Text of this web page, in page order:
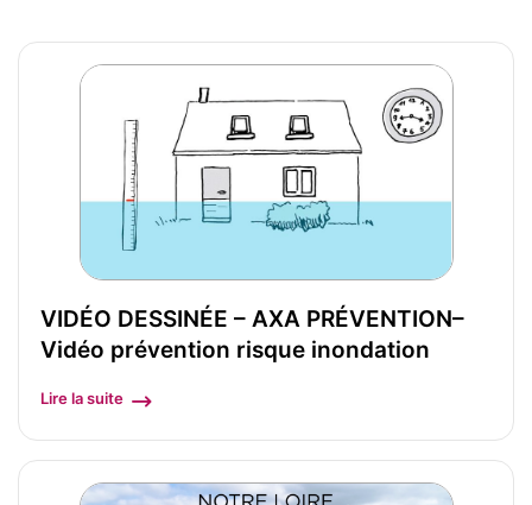
VIDÉO DESSINÉE – AXA PRÉVENTION–
Vidéo prévention risque inondation
Lire la suite